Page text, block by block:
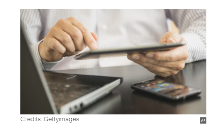
Credits: Gettyimages